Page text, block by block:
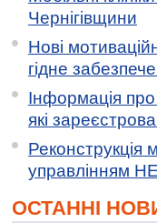
Чернігівщини
Нові
гідне
Інформація про
які
Реконструкція
управлінням
ОСТАННІ